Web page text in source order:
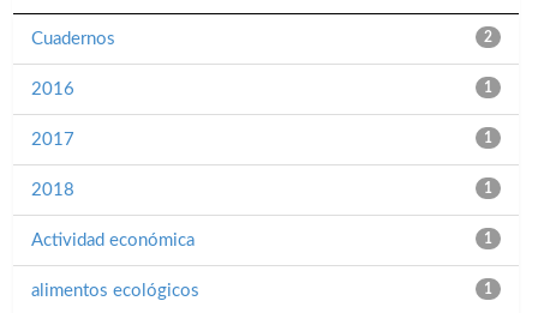
2
Cuadernos
1
2016
1
2017
1
2018
1
Actividad económica
1
alimentos ecológicos